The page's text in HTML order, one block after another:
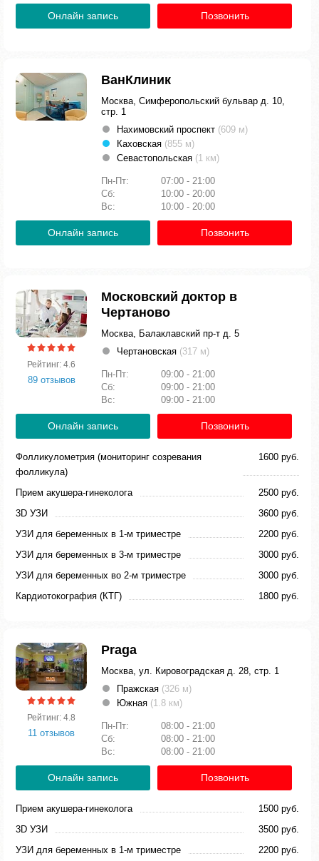
Онлайн запись Позвонить
ВанКлиник
Москва, Симферопольский бульвар д. 10,
стр. 1
Нахимовский проспект (609 м)
Каховская (855 м)
Севастопольская (1 км)
Пн-Пт:
07:00 - 21:00
Сб:
10:00 - 20:00
Вс:
10:00 - 20:00
Онлайн запись Позвонить
Рейтинг: 4.6
89 отзывов
Московский доктор в
Чертаново
Москва, Балаклавский пр-т д. 5
Чертановская (317 м)
Пн-Пт:
09:00 - 21:00
Сб:
09:00 - 21:00
Вс:
09:00 - 21:00
Онлайн запись Позвонить
Фолликулометрия (мониторинг созревания
фолликула)
1600 руб.
Прием акушера-гинеколога
2500 руб.
3D УЗИ
3600 руб.
УЗИ для беременных в 1-м триместре
2200 руб.
УЗИ для беременных в 3-м триместре
3000 руб.
УЗИ для беременных во 2-м триместре
3000 руб.
Кардиотокография (КТГ)
1800 руб.
Рейтинг: 4.8
11 отзывов
Praga
Москва, ул. Кировоградская д. 28, стр. 1
Пражская (326 м)
Южная (1.8 км)
Пн-Пт:
08:00 - 21:00
Сб:
08:00 - 21:00
Вс:
08:00 - 21:00
Онлайн запись Позвонить
Прием акушера-гинеколога
1500 руб.
3D УЗИ
3500 руб.
УЗИ для беременных в 1-м триместре
2200 руб.